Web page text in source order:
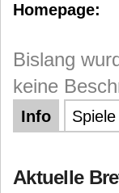
Homepage:
Bislang
keine
Info
Aktuelle